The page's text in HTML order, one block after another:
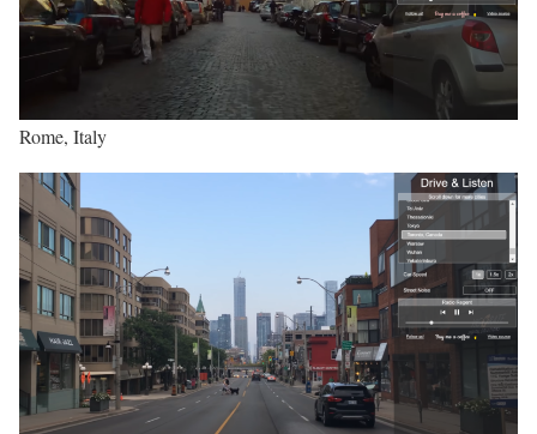
Rome, Italy